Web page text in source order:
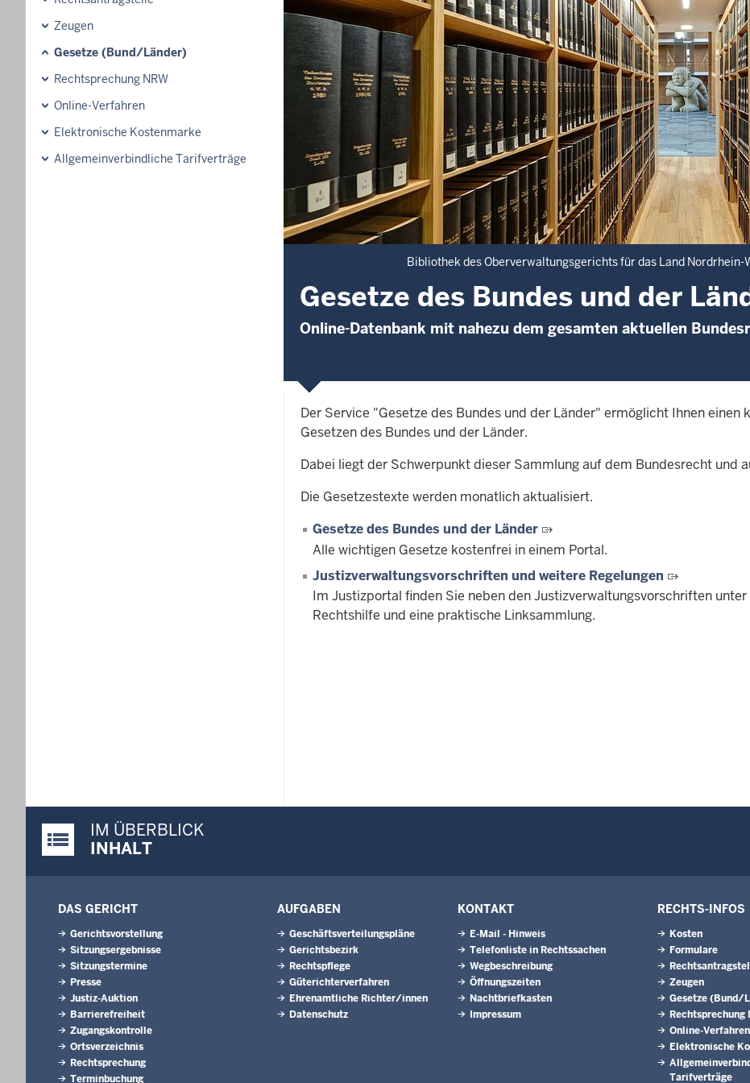
Zeugen
Gesetze (Bund/Länder)
Rechtsprechung NRW
Online-Verfahren
Elektronische Kostenmarke
Allgemeinverbindliche Tarifverträge
Bibliothek des Oberverwaltungsgerichts für das Land
Gesetze des Bundes und der
Online-Datenbank mit nahezu dem gesamten aktuellen
Der Service "Gesetze des Bundes und der Länder" ermöglicht Ihnen einen
Gesetzen des Bundes und der Länder.
Dabei liegt der Schwerpunkt dieser Sammlung auf dem Bundesrecht und
Die Gesetzestexte werden monatlich aktualisiert.
Gesetze des Bundes und der Länder
Alle wichtigen Gesetze kostenfrei in einem Portal.
Justizverwaltungsvorschriften und weitere Regelungen
Im Justizportal finden Sie neben den Justizverwaltungsvorschriften
Rechtshilfe und eine praktische Linksammlung.
Justiz-Portal im Überblick:
IM ÜBERBLICK
INHALT
DAS GERICHT
Gerichtsvorstellung
Sitzungsergebnisse
Sitzungstermine
Presse
Justiz-Auktion
Barrierefreiheit
Zugangskontrolle
Ortsverzeichnis
Rechtsprechung
Terminbuchung
AUFGABEN
Geschäftsverteilungspläne
Gerichtsbezirk
Rechtspflege
Güterichterverfahren
Ehrenamtliche Richter/innen
Datenschutz
KONTAKT
E-Mail - Hinweis
Telefonliste in Rechtssachen
Wegbeschreibung
Öffnungszeiten
Nachtbriefkasten
Impressum
RECHTS-INFOS
Kosten
Formulare
Zeugen
Gesetze (Bund/
Rechtsprechung
Online-Verfahren
Elektronische
Tarifverträge